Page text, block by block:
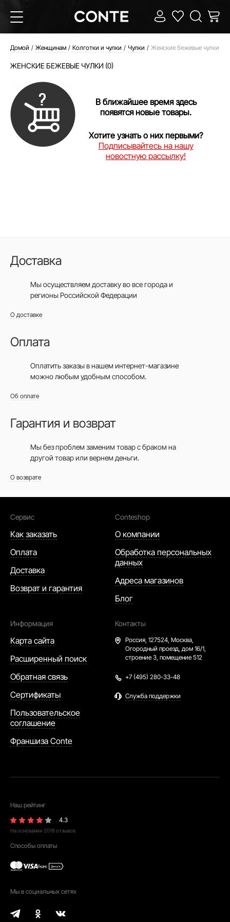
Домой Женщинам Колготки и чулки Чулки Женские бежевые чулки
ЖЕНСКИЕ БЕЖЕВЫЕ ЧУЛКИ (0)
В ближайшее время здесь
появятся новые товары.
Хотите узнать о них первыми?
Подписывайтесь на нашу
новостную рассылку!
Доставка
Мы осуществляем доставку во все городаи
регионы Российской Федерации
О доставке
Оплата
Оплатить заказы в нашем интернет-магазине
можно любым удобным способом.
Об оплате
Гарантия и возврат
Мы без проблем заменим товар с браком на
другой товар или вернем деньги.
О возврате
Сервис
Как заказать
Оплата
Доставка
Возврат и гарантия
Conteshop
О компании
Обработка персональных
данных
Адреса магазинов
Блог
Информация
Карта сайта
Расширенный поиск
Обратная связь
Сертификаты
Пользовательское
соглашение
Франшиза Conte
Контакты
Россия, 127524, Москва,
Огородный проезд, дом 16/1,
строение 3, помещение 512
+7 (495) 280-33-48
Служба поддержки
Наш рейтинг
4.3
На основании 2018 отзывов
Способы оплаты
Мы в социальных сетях